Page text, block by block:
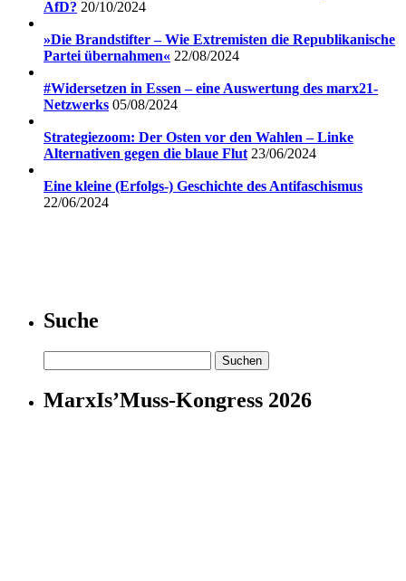
AfD? 20/10/2024
»Die Brandstifter – Wie Extremisten die Republikanische
Partei übernahmen« 22/08/2024
#Widersetzen in Essen – eine Auswertung des marx21-
Netzwerks 05/08/2024
Strategiezoom: Der Osten vor den Wahlen – Linke
Alternativen gegen die blaue Flut 23/06/2024
Eine kleine (Erfolgs-) Geschichte des Antifaschismus
22/06/2024
Suche
nach:
MarxIs’Muss-Kongress 2026